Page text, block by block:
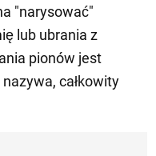
"narysować"
lub ubrania z
pionów jest
całkowity